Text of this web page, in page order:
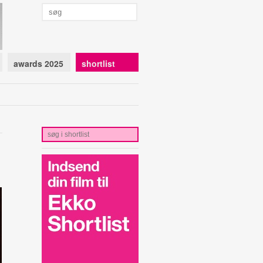
awards 2025 shortlist